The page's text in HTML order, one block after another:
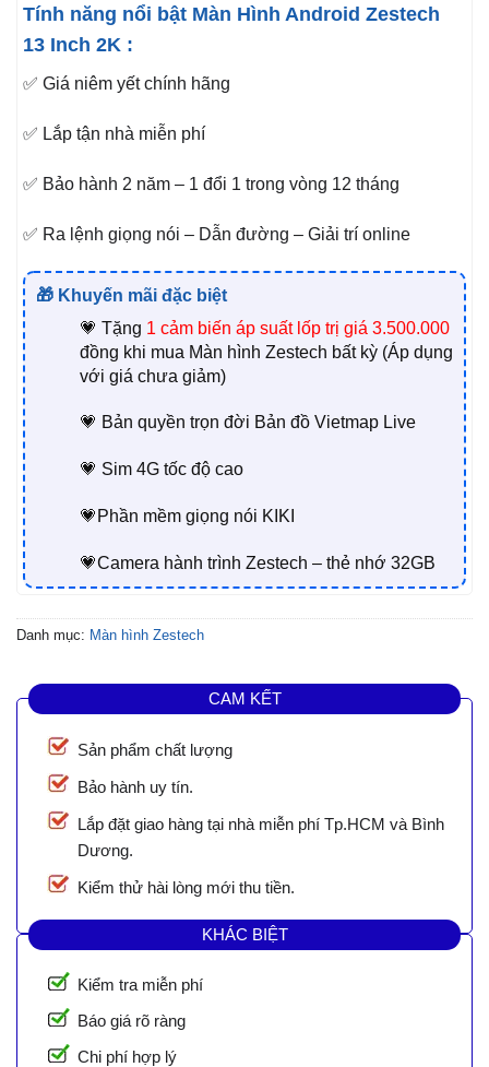
Tính năng nổi bật Màn Hình Android Zestech
13 Inch 2K :
✅ Giá niêm yết chính hãng
✅ Lắp tận nhà miễn phí
✅ Bảo hành 2 năm – 1 đổi 1 trong vòng 12 tháng
✅ Ra lệnh giọng nói – Dẫn đường – Giải trí online
🎁 Khuyến mãi đặc biệt
💗 Tặng 1 cảm biến áp suất lốp trị giá 3.500.000
đồng khi mua Màn hình Zestech bất kỳ (Áp dụng
với giá chưa giảm)
💗 Bản quyền trọn đời Bản đồ Vietmap Live
💗 Sim 4G tốc độ cao
💗Phần mềm giọng nói KIKI
💗Camera hành trình Zestech – thẻ nhớ 32GB
Danh mục: Màn hình Zestech
CAM KẾT
Sản phẩm chất lượng
Bảo hành uy tín.
Lắp đặt giao hàng tại nhà miễn phí Tp.HCM và Bình
Dương.
Kiểm thử hài lòng mới thu tiền.
KHÁC BIỆT
Kiểm tra miễn phí
Báo giá rõ ràng
Chi phí hợp lý